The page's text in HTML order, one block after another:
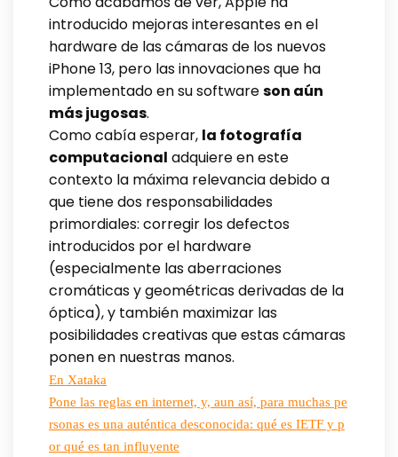
introducido mejoras interesantes en el
hardware de las cámaras de los nuevos
iPhone 13, pero las innovaciones que ha
implementado en su softwareson aún
más jugosas.
Como cabía esperar, la fotografía
computacional adquiere en este
contexto la máxima relevancia debido a
que tiene dos responsabilidades
primordiales: corregir los defectos
introducidos por el hardware
(especialmente las aberraciones
cromáticas y geométricas derivadas de la
óptica), y también maximizar las
posibilidades creativas que estas cámaras
ponen en nuestras manos.
En Xataka
Pone las reglas en internet, y, aun así, para muchas pe
rsonas es una auténtica desconocida: qué es IETF y p
or qué es tan influyente